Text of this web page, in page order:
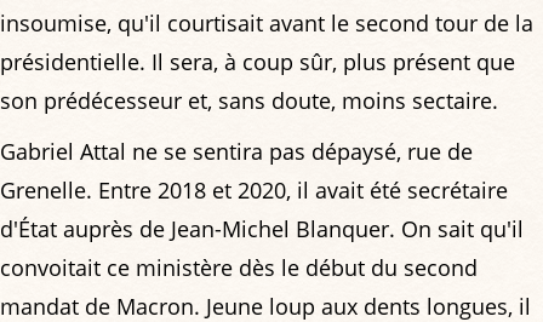
insoumise, qu'il courtisait avant le second tour de la
présidentielle. Il sera, à coup sûr, plus présent que
son prédécesseur et, sans doute, moins sectaire.
Gabriel Attal ne se sentira pas dépaysé, rue de
Grenelle. Entre 2018 et 2020, il avait été secrétaire
d'État auprès de Jean-Michel Blanquer. On sait qu'il
convoitait ce ministère dès le début du second
mandat de Macron. Jeune loup aux dents longues, il